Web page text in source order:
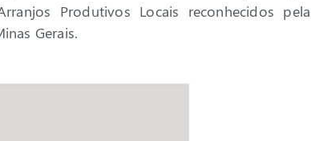
Produtivos Locais reconhecidos pela
Gerais.